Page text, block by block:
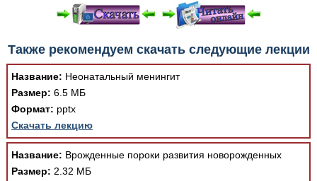
При просмотре в режиме "Читать онлайн" возможны
различные ошибки отображения документа в результате
отсутствия поддержки Вашим браузером шрифтов и
изменения размеров исходных шаблонов. При
скачивании документа данная ошибка устраняется Вашим
программным обеспечением автоматически.
Также рекомендуем скачать следующие лекции
Название: Неонатальный менингит
Размер: 6.5 МБ
Формат: pptx
Скачать лекцию
Название: Врожденные пороки развития новорожденных
Размер: 2.32 МБ